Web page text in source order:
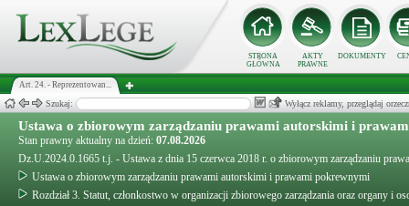
STRONA
GŁÓWNA
AKTY
PRAWNE
DOKUMENTY
Art. 24. - Reprezentowan...
Szukaj: Wyłącz reklamy, przeglądaj
Ustawa o zbiorowym zarządzaniu prawami autorskimi i
Stan prawny aktualny na dzień: 07.08.2026
Dz.U.2024.0.1665 t.j. - Ustawa z dnia 15 czerwca 2018 r. o zbiorowym zarządzaniu
Ustawa o zbiorowym zarządzaniu prawami autorskimi i prawami pokrewnymi
Rozdział 3. Statut, członkostwo w organizacji zbiorowego zarządzania oraz organy i